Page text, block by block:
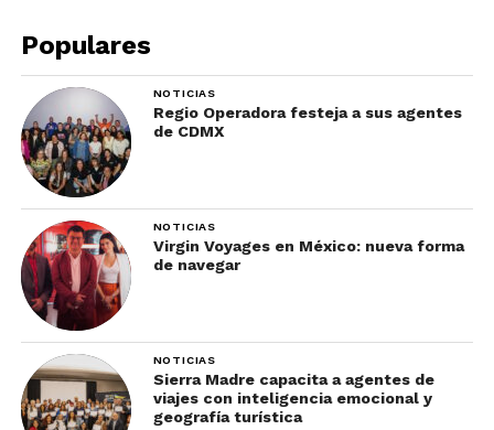
historias que hay en el
mundo de la gastronomía!
Populares
NOTICIAS
Regio Operadora festeja a sus agentes
de CDMX
NOTICIAS
Virgin Voyages en México: nueva forma
de navegar
NOTICIAS
Sierra Madre capacita a agentes de
viajes con inteligencia emocional y
geografía turística